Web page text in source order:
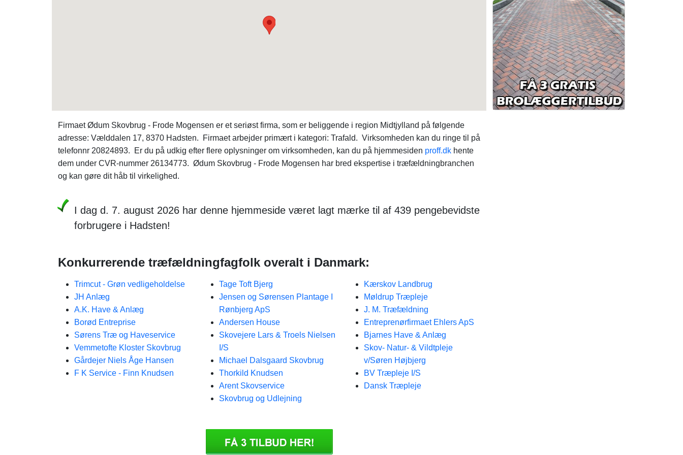
Firmaet Ødum Skovbrug - Frode Mogensen er et seriøst firma, som er beliggende i region Midtjylland på følgende
adresse: Vælddalen 17, 8370 Hadsten. Firmaet arbejder primært i kategori: Trafald. Virksomheden kan du ringe til på
telefonnr 20824893. Er du på udkig efter flere oplysninger om virksomheden, kan du på hjemmesiden proff.dk hente
dem under CVR-nummer 26134773. Ødum Skovbrug - Frode Mogensen har bred ekspertise i træfældningbranchen
og kan gøre dit håb til virkelighed.
I dag d. 7. august 2026 har denne hjemmeside været lagt mærke til af 439 pengebevidste
forbrugere i Hadsten!
Konkurrerende træfældningfagfolk overalt i Danmark:
Trimcut - Grøn vedligeholdelse
JH Anlæg
A.K. Have & Anlæg
Borød Entreprise
Sørens Træ og Haveservice
Vemmetofte Kloster Skovbrug
Gårdejer Niels Åge Hansen
F K Service - Finn Knudsen
Tage Toft Bjerg
Jensen og Sørensen Plantage I
Rønbjerg ApS
Andersen House
Skovejere Lars & Troels Nielsen
I/S
Michael Dalsgaard Skovbrug
Thorkild Knudsen
Arent Skovservice
Skovbrug og Udlejning
Kærskov Landbrug
Møldrup Træpleje
J. M. Træfældning
Entreprenørfirmaet Ehlers ApS
Bjarnes Have & Anlæg
Skov- Natur- & Vildtpleje
v/Søren Højbjerg
BV Træpleje I/S
Dansk Træpleje